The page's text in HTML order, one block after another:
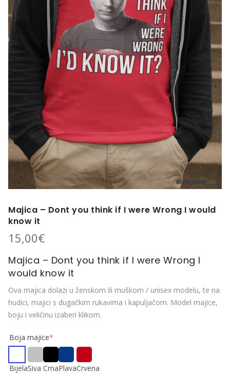
Majica – Dont you think if I were Wrong I would
know it
15,00€
Majica – Dont you think if I were Wrong I
would know it
Ova majica dolazi u ženskom ili muškom / unisex modelu, te na
hudici, majici s dugačkim rukavima i kapuljačom. Model majice,
boju i veličinu izaberi klikom.
Boja majice*
BijelaSiva CrnaPlavaCrvena